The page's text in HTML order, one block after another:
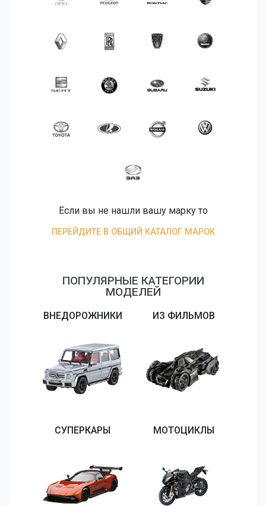
Если вы не нашли вашу марку то
ПЕРЕЙДИТЕ В ОБЩИЙ КАТАЛОГ МАРОК
ПОПУЛЯРНЫЕ КАТЕГОРИИ
МОДЕЛЕЙ
ВНЕДОРОЖНИКИ ИЗ ФИЛЬМОВ
СУПЕРКАРЫ МОТОЦИКЛЫ